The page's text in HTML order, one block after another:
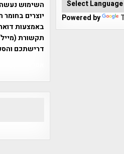
יוצרים
תקשורת
דרישתכם
Powered by